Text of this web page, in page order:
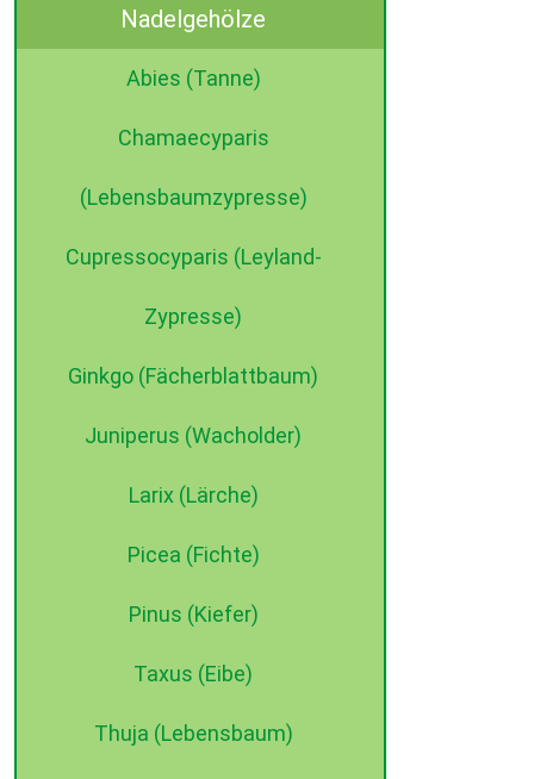
Nadelgehölze
Abies (Tanne)
Chamaecyparis
(Lebensbaumzypresse)
Cupressocyparis (Leyland-
Zypresse)
Ginkgo (Fächerblattbaum)
Juniperus (Wacholder)
Larix (Lärche)
Picea (Fichte)
Pinus (Kiefer)
Taxus (Eibe)
Thuja (Lebensbaum)